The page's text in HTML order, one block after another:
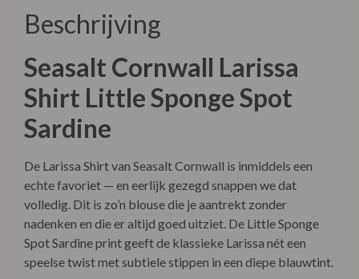
Beschrijving
Seasalt Cornwall Larissa
Shirt Little Sponge Spot
Sardine
De Larissa Shirt van Seasalt Cornwall is inmiddels een
echte favoriet — en eerlijk gezegd snappen we dat
volledig. Dit is zo’n blouse die je aantrekt zonder
nadenken en die er altijd goed uitziet. De Little Sponge
Spot Sardine print geeft de klassieke Larissa nét een
speelse twist met subtiele stippen in een diepe blauwtint.